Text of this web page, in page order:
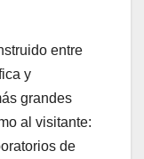
entre
y
grandes
al visitante:
de